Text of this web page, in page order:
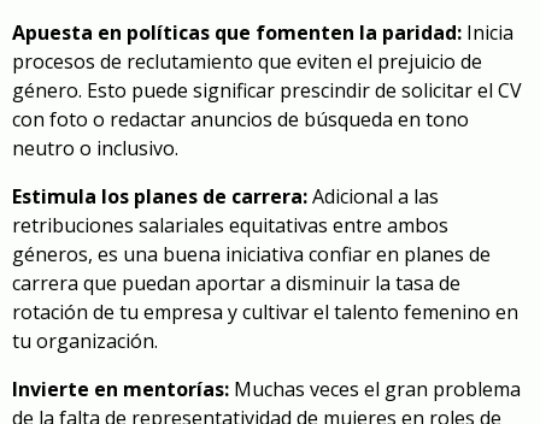
Apuesta en políticas que fomenten la paridad: Inicia
procesos de reclutamiento que eviten el prejuicio de
género. Esto puede significar prescindir de solicitar el CV
con foto o redactar anuncios de búsqueda en tono
neutro o inclusivo.
Estimula los planes de carrera:Adicional a las
retribuciones salariales equitativas entre ambos
géneros, es una buena iniciativa confiar en planes de
carrera que puedan aportar a disminuir la tasa de
rotación de tu empresa y cultivar el talento femenino en
tu organización.
Invierte en mentorías: Muchas veces el gran problema
de la falta de representatividad de mujeres en roles de